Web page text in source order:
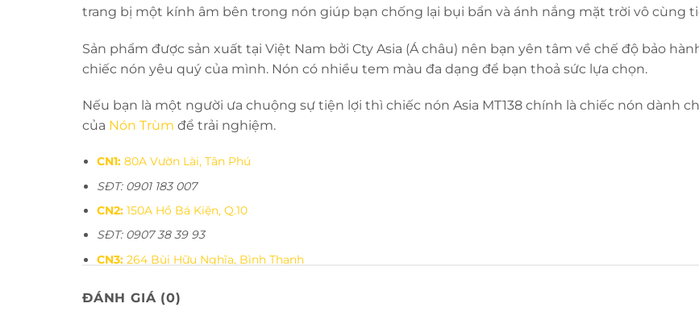
trang bị một kính âm bên trong nón giúp bạn chống lại bụi bẩn và ánh nắng mặt trời vô cùng
Sản phẩm được sản xuất tại Việt Nam bởi Cty Asia (Á châu) nên bạn yên tâm về chế độ bảo
chiếc nón yêu quý của mình. Nón có nhiều tem màu đa dạng để bạn thoả sức lựa chọn.
Nếu bạn là một người ưa chuộng sự tiện lợi thì chiếc nón Asia MT138 chính là chiếc nón dành
của Nón Trùm để trải nghiệm.
CN1: 80A Vườn Lài, Tân Phú
SĐT: 0901 183 007
CN2: 150A Hồ Bá Kiện, Q.10
SĐT: 0907 38 39 93
CN3: 264 Bùi Hữu Nghĩa, Bình Thạnh
357 Quang Trung, Gò Vấp
ĐÁNH GIÁ (0)